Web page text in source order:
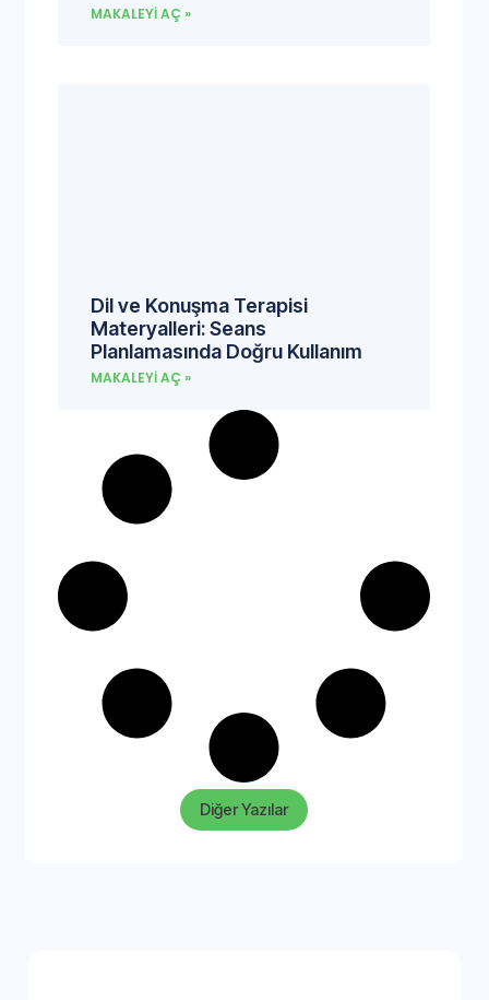
MAKALEYI AÇ »
Dil ve Konuşma Terapisi
Materyalleri: Seans
Planlamasında Doğru Kullanım
MAKALEYI AÇ »
Diğer Yazılar